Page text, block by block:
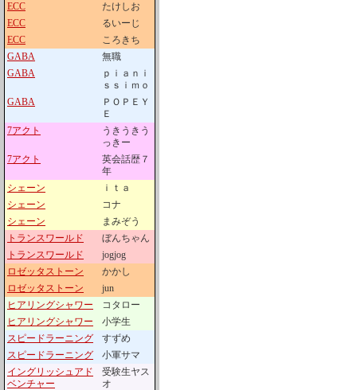
ECC
たけしお
ECC
るいーじ
ECC
ころきち
GABA
無職
GABA
ｐｉａｎｉ
ｓｓｉｍｏ
GABA
ＰＯＰＥＹ
Ｅ
7アクト
うきうきう
っきー
7アクト
英会話歴７
年
シェーン
ｉｔａ
シェーン
コナ
シェーン
まみぞう
トランスワールド
ぼんちゃん
トランスワールド
jogjog
ロゼッタストーン
かかし
ロゼッタストーン
jun
ヒアリングシャワー
コタロー
ヒアリングシャワー
小学生
スピードラーニング
すずめ
スピードラーニング
小軍サマ
イングリッシュアド
ベンチャー
受験生ヤス
オ